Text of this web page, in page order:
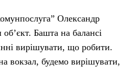
Олександр
Башта на балансі
вирішувати, що робити.
вокзал, будемо вирішувати,